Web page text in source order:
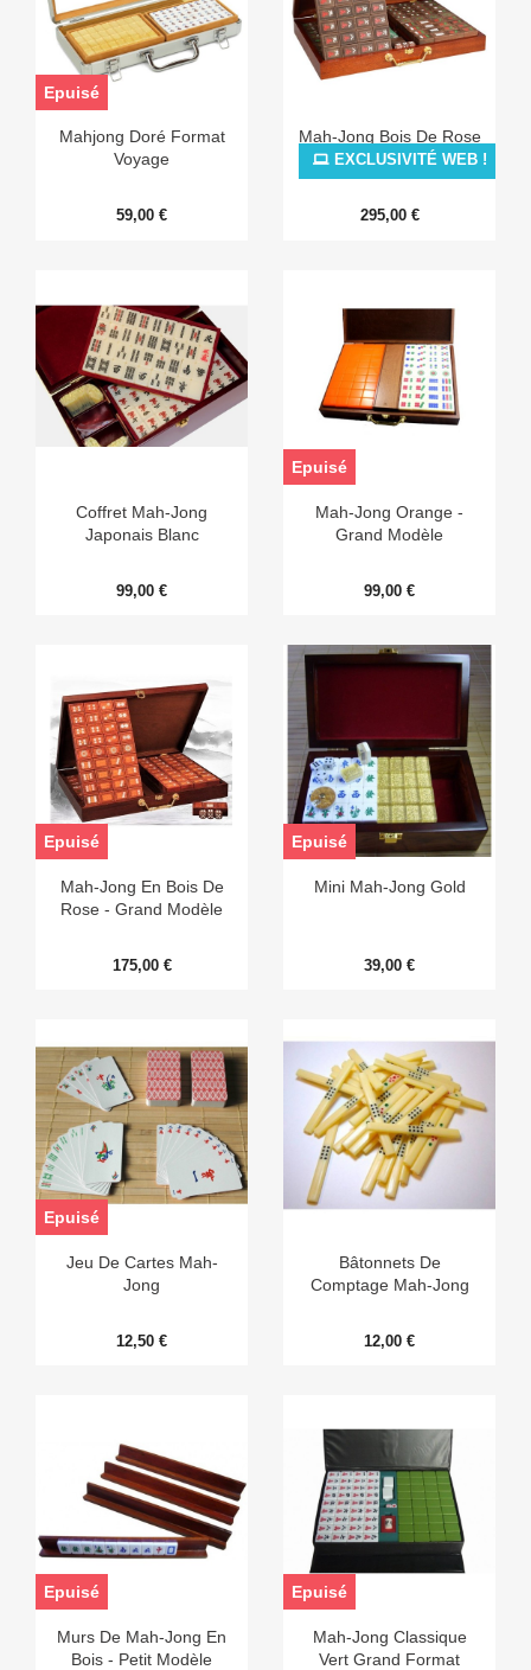
Mahjong Doré Format
Voyage
59,00 €
Epuisé
Mah-Jong Bois De Rose
295,00 €
EXCLUSIVITÉ WEB !
Coffret Mah-Jong
Japonais Blanc
99,00 €
Mah-Jong Orange -
Grand Modèle
99,00 €
Epuisé
Mah-Jong En Bois De
Rose - Grand Modèle
175,00 €
Epuisé
Mini Mah-Jong Gold
39,00 €
Epuisé
Jeu De Cartes Mah-
Jong
12,50 €
Epuisé
Bâtonnets De
Comptage Mah-Jong
12,00 €
Murs De Mah-Jong En
Bois - Petit Modèle
Epuisé
Mah-Jong Classique
Vert Grand Format
Epuisé